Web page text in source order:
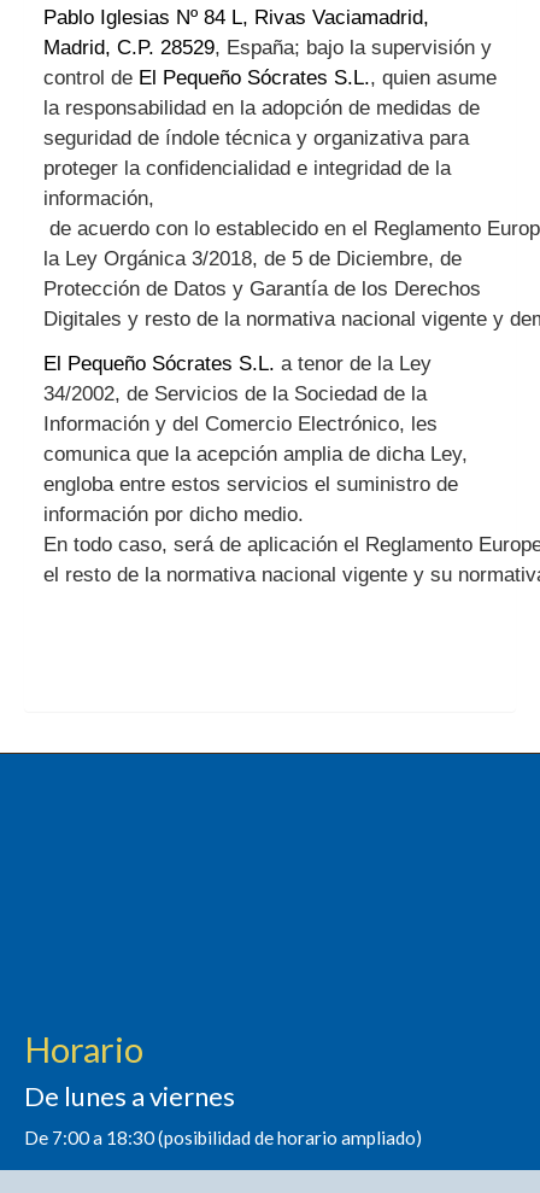
Pablo Iglesias Nº 84 L, Rivas Vaciamadrid,
Madrid, C.P. 28529, España; bajo la supervisión y
control de El Pequeño Sócrates S.L., quien asume
la responsabilidad en la adopción de medidas de
seguridad de índole técnica y organizativa para
proteger la confidencialidad e integridad de la
información,
de acuerdo con lo establecido en el Reglamento
la Ley Orgánica 3/2018, de 5 de Diciembre, de
Protección de Datos y Garantía de los Derechos
Digitales y resto de la normativa nacional vigente y
El Pequeño Sócrates S.L. a tenor de la Ley
34/2002, de Servicios de la Sociedad de la
Información y del Comercio Electrónico, les
comunica que la acepción amplia de dicha Ley,
engloba entre estos servicios el suministro de
información por dicho medio.
En todo caso, será de aplicación el Reglamento
el resto de la normativa nacional vigente y su
Horario
De lunes a viernes
De 7:00 a 18:30 (posibilidad de horario ampliado)